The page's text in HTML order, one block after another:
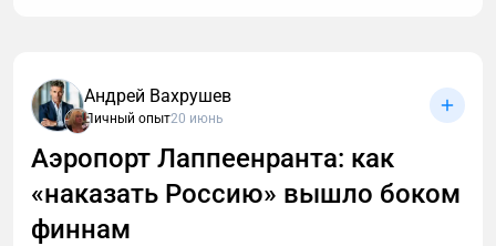
Андрей Вахрушев
Личный опыт20 июнь
Аэропорт Лаппеенранта: как
«наказать Россию» вышло боком
финнам